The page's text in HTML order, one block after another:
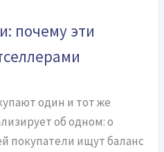
почему эти
один и тот же
об одном: о
покупатели ищут баланс